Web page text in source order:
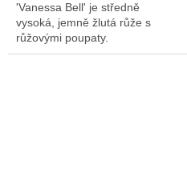
'Vanessa Bell' je středně
vysoká, jemně žlutá růže s
růžovými poupaty.